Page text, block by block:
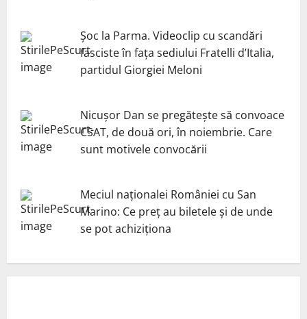
Șoc la Parma. Videoclip cu scandări
fasciste în fața sediului Fratelli d’Italia,
partidul Giorgiei Meloni
Nicuşor Dan se pregăteşte să convoace
CSAT, de două ori, în noiembrie. Care
sunt motivele convocării
Meciul naționalei României cu San
Marino: Ce preț au biletele și de unde
se pot achiziționa